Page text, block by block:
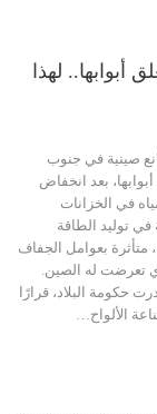
أبوابها.. لهذا
صينية في جنوب
بعد انخفاض
في الخزانات
في توليد الطاقة
متأثرة بعوامل الجفاف
تعرضت له الصين.
حكومة البلاد، قرارًا
الألواح…